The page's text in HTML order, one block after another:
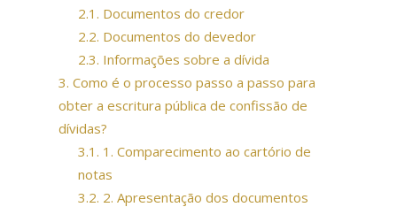
2.1. Documentos do credor
2.2. Documentos do devedor
2.3. Informações sobre a dívida
3. Como é o processo passo a passo para
obter a escritura pública de confissão de
dívidas?
3.1. 1. Comparecimento ao cartório de
notas
3.2. 2. Apresentação dos documentos